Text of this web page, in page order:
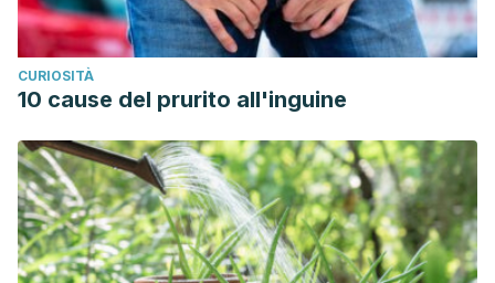
CURIOSITÀ
10 cause del prurito all'inguine